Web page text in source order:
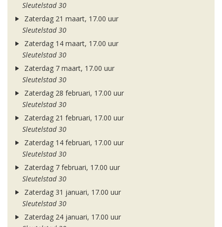
Sleutelstad 30
Zaterdag 21 maart, 17.00 uur
Sleutelstad 30
Zaterdag 14 maart, 17.00 uur
Sleutelstad 30
Zaterdag 7 maart, 17.00 uur
Sleutelstad 30
Zaterdag 28 februari, 17.00 uur
Sleutelstad 30
Zaterdag 21 februari, 17.00 uur
Sleutelstad 30
Zaterdag 14 februari, 17.00 uur
Sleutelstad 30
Zaterdag 7 februari, 17.00 uur
Sleutelstad 30
Zaterdag 31 januari, 17.00 uur
Sleutelstad 30
Zaterdag 24 januari, 17.00 uur